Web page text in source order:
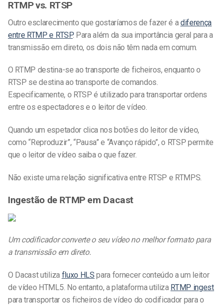
RTMP vs. RTSP
Outro esclarecimento que gostaríamos de fazer é adiferença
entre RTMP e RTSP. Para além da sua importância geral para a
transmissão em direto, os dois não têm nada em comum.
O RTMP destina-se ao transporte de ficheiros, enquanto o
RTSP se destina ao transporte de comandos.
Especificamente, o RTSP é utilizado para transportar ordens
entre os espectadores e o leitor de vídeo.
Quando um espetador clica nos botões do leitor de vídeo,
como “Reproduzir”, “Pausa” e “Avanço rápido”, o RTSP permite
que o leitor de vídeo saiba o que fazer.
Não existe uma relação significativa entre RTSP e RTMPS.
Ingestão de RTMP em Dacast
Um codificador converte o seu vídeo no melhor formato para
a transmissão em direto.
O Dacast utiliza fluxo HLS para fornecer conteúdo a um leitor
de vídeo HTML5. No entanto, a plataforma utiliza RTMP ingest
para transportar os ficheiros de vídeo do codificador para o